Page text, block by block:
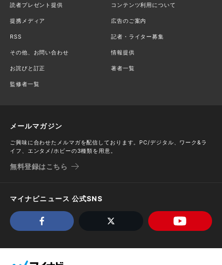
読者プレゼント提供 コンテンツ利用について
提携メディア 広告のご案内
RSS 記者・ライター募集
その他、お問い合わせ 情報提供
お詫びと訂正 著者一覧
監修者一覧
メールマガジン
ご興味に合わせたメルマガを配信しております。PC/デジタル、ワーク&ラ
イフ、エンタメ/ホビーの3種類を用意。
無料登録はこちら
マイナビニュース 公式SNS